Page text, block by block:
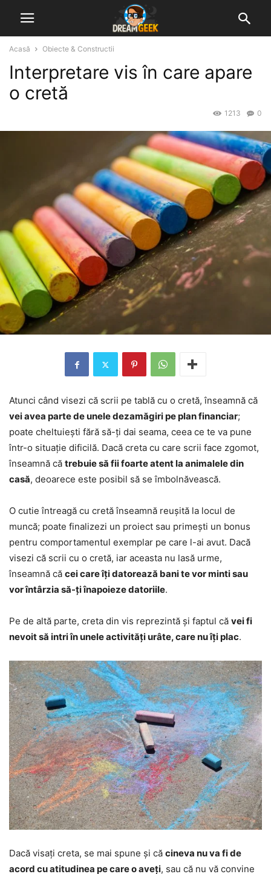
Acasă Obiecte & Constructii
Interpretare vis în care apare
o cretă
0
1213
Atunci când visezi că scrii pe tablă cu o cretă, înseamnă că
vei avea parte de unele dezamăgiri pe plan financiar;
poate cheltuiești fără să-ți dai seama, ceea ce te va pune
într-o situație dificilă. Dacă creta cu care scrii face zgomot,
înseamnă că trebuie să fii foarte atent la animalele din
casă, deoarece este posibil să se îmbolnăvească.
O cutie întreagă cu cretă înseamnă reușită la locul de
muncă; poate finalizezi un proiect sau primești un bonus
pentru comportamentul exemplar pe care l-ai avut. Dacă
visezi că scrii cu o cretă, iar aceasta nu lasă urme,
înseamnă că cei care îți datorează bani te vor minti sau
vor întârzia să-ți înapoieze datoriile.
Pe de altă parte, creta din vis reprezintă și faptul că vei fi
nevoit să intri în unele activități urâte, care nu îți plac.
Dacă visați creta, se mai spune și că cineva nu va fi de
acord cu atitudinea pe care o aveți, sau că nu vă convine